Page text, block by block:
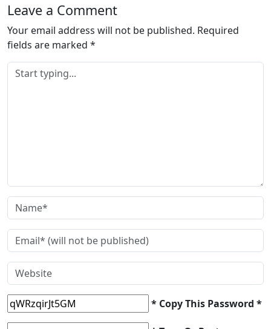
…
Leave a Comment
Your email address will not be published. Required
fields are marked *
* Copy This Password *